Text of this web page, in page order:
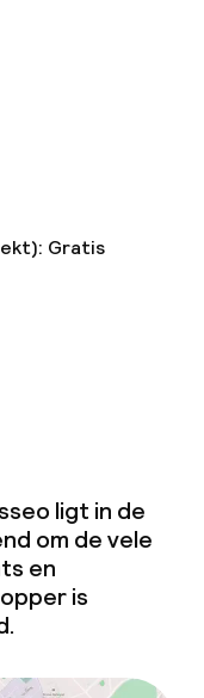
Gratis
ligt in de
om de vele
en
is